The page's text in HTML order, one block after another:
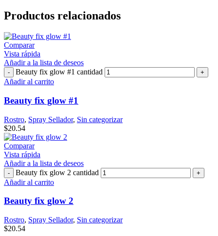
Productos relacionados
Comparar
Vista rápida
Añadir a la lista de deseos
Beauty fix glow #1 cantidad
Añadir al carrito
Beauty fix glow #1
Rostro, Spray Sellador, Sin categorizar
$20.54
Comparar
Vista rápida
Añadir a la lista de deseos
Beauty fix glow 2 cantidad
Añadir al carrito
Beauty fix glow 2
Rostro, Spray Sellador, Sin categorizar
$20.54